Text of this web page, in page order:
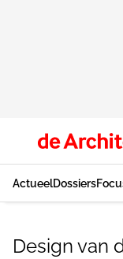
ActueelDossiers
Design van